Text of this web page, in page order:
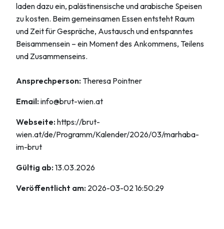
laden dazu ein, palästinensische und arabische Speisen
zu kosten. Beim gemeinsamen Essen entsteht Raum
und Zeit für Gespräche, Austausch und entspanntes
Beisammensein – ein Moment des Ankommens, Teilens
und Zusammenseins.
Ansprechperson: Theresa Pointner
Email:info@brut-wien.at
Webseite:https://brut-
wien.at/de/Programm/Kalender/2026/03/marhaba-
im-brut
Gültig ab:13.03.2026
Veröffentlicht am: 2026-03-02 16:50:29